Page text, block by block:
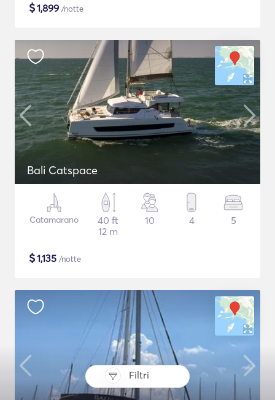
Filtri
$1,899 /notte
Bali Catspace
Catamarano
40 ft
12 m
10 4 5
$1,135 /notte